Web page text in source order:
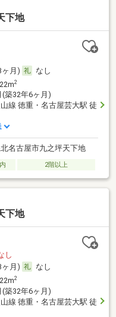
下地
ヶ月)
なし
2
(築32年6ヶ月)
線 徳重・名古屋芸大駅 徒
名古屋市九之坪天下地
2階以上
下地
し
ヶ月)
なし
2
(築32年6ヶ月)
線 徳重・名古屋芸大駅 徒